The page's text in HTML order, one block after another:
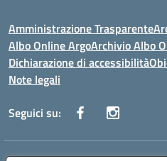
Amministrazione Trasparente
Albo Online ArgoArchivio Albo
Dichiarazione di accessibilità
Note legali
Seguici su: